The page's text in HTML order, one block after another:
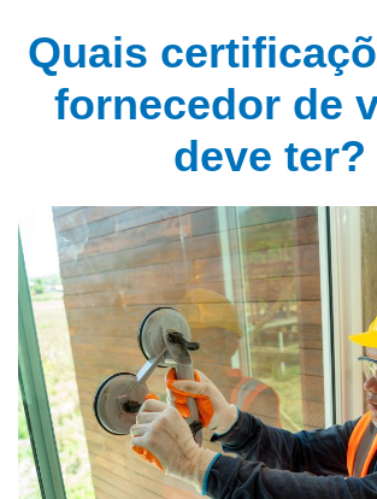
Quais
fornecedor de
deve ter?